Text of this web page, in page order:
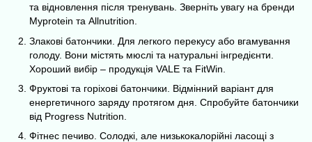
та відновлення після тренувань. Зверніть увагу на бренди
Myprotein та Allnutrition.
Злакові батончики. Для легкого перекусу або вгамування
голоду. Вони містять мюслі та натуральні інгредієнти.
Хороший вибір – продукція VALE та FitWin.
Фруктові та горіхові батончики. Відмінний варіант для
енергетичного заряду протягом дня. Спробуйте батончики
від Progress Nutrition.
Фітнес печиво. Солодкі, але низькокалорійні ласощі з